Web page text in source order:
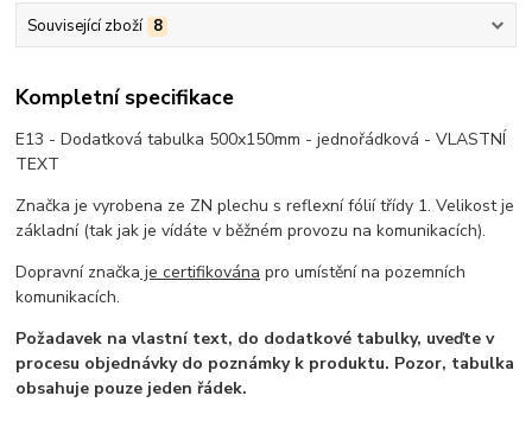
Související zboží 8
Kompletní specifikace
E13 - Dodatková tabulka 500x150mm - jednořádková - VLASTNÍ
TEXT
Značka je vyrobena ze ZN plechu s reflexní fólií třídy 1. Velikost je
základní (tak jak je vídáte v běžném provozu na komunikacích).
Dopravní značka je certifikována pro umístění na pozemních
komunikacích.
Požadavek na vlastní text, do dodatkové tabulky, uveďte v
procesu objednávky do poznámky k produktu. Pozor, tabulka
obsahuje pouze jeden řádek.